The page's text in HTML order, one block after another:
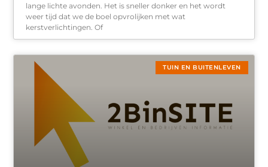
lange lichte avonden. Het is sneller donker en het wordt
weer tijd dat we de boel opvrolijken met wat
kerstverlichtingen. Of
TUIN EN BUITENLEVEN